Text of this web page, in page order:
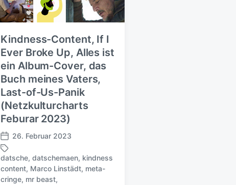
Kindness-Content, If I
Ever Broke Up, Alles ist
ein Album-Cover, das
Buch meines Vaters,
Last-of-Us-Panik
(Netzkulturcharts
Feburar 2023)
V
e
r
ö
26. Februar 2023
datsche,datschemaen, kindness
content, Marco Linstädt, meta-
cringe, mr beast,